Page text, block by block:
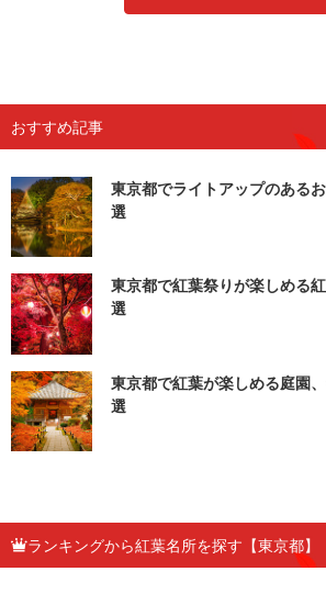
おすすめ記事
東京都でライトアップのある
選
東京都で紅葉祭りが楽しめる
選
東京都で紅葉が楽しめる庭園
選
ランキングから紅葉名所を探す【東京都】